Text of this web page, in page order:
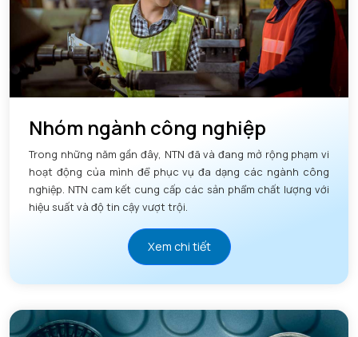
Nhóm ngành công nghiệp
Trong những năm gần đây, NTN đã và đang mở rộng phạm vi
hoạt động của mình để phục vụ đa dạng các ngành công
nghiệp. NTN cam kết cung cấp các sản phẩm chất lượng với
hiệu suất và độ tin cậy vượt trội.
Xem chi tiết